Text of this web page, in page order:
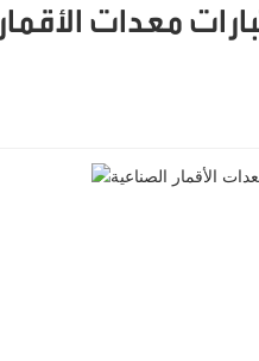
معدات الأقمار